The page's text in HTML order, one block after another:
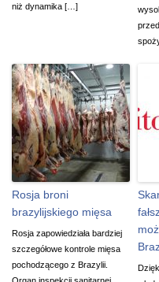
niż dynamika […]
Rosja broni
brazylijskiego mięsa
Rosja zapowiedziała bardziej
szczegółowe kontrole mięsa
pochodzącego z Brazylii.